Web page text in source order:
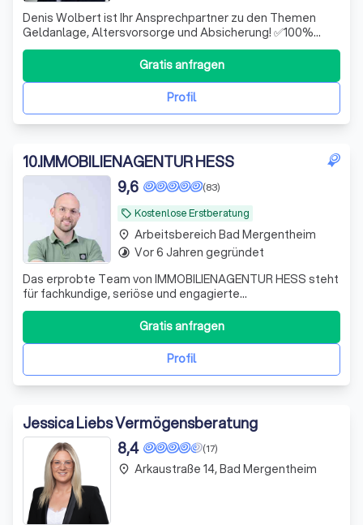
Denis Wolbert ist Ihr Ansprechpartner zu den Themen
Geldanlage, Altersvorsorge und Absicherung! ✅100%
unabhängig ✅Hohe Fachkompetenz ✅Digital & schnell
Profil
Gratis anfragen
10.IMMOBILIENAGENTUR HESS
local_offer Kostenlose Erstberatung
(83)
9,6
Das erprobte Team von IMMOBILIENAGENTUR HESS steht
für fachkundige, seriöse und engagierte
Vermittlungsarbeit. Wir führen Verkäufer und Käufer,
Vermieter und Mieter zusammen - zum Wohle aller
Beteiligten. Hinter dem Gründer, Stanley Hess, steht ein
Team aus erfahrenen und qualifizierten Immobiliene
Profil
Gratis anfragen
place Arbeitsbereich Bad Mergentheim
timelapse Vor 6 Jahren gegründet
Jessica Liebs Vermögensberatung
(17)
8,4
place Arkaustraße 14, Bad Mergentheim